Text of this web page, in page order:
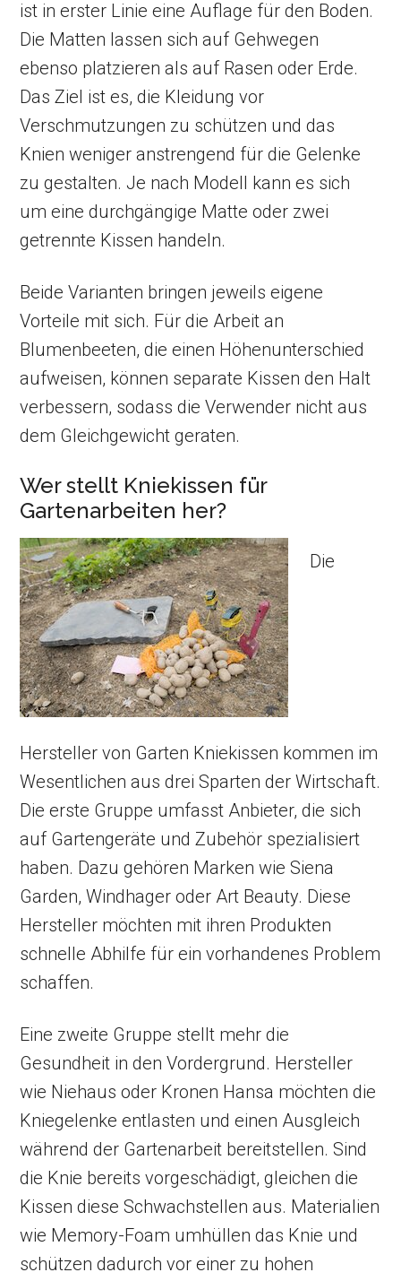
ist in erster Linie eine Auflage für den Boden.
Die Matten lassen sich auf Gehwegen
ebenso platzieren als auf Rasen oder Erde.
Das Ziel ist es, die Kleidung vor
Verschmutzungen zu schützen und das
Knien weniger anstrengend für die Gelenke
zu gestalten. Je nach Modell kann es sich
um eine durchgängige Matte oder zwei
getrennte Kissen handeln.
Beide Varianten bringen jeweils eigene
Vorteile mit sich. Für die Arbeit an
Blumenbeeten, die einen Höhenunterschied
aufweisen, können separate Kissen den Halt
verbessern, sodass die Verwender nicht aus
dem Gleichgewicht geraten.
Wer stellt Kniekissen für
Gartenarbeiten her?
Die
Hersteller von Garten Kniekissen kommen im
Wesentlichen aus drei Sparten der Wirtschaft.
Die erste Gruppe umfasst Anbieter, die sich
auf Gartengeräte und Zubehör spezialisiert
haben. Dazu gehören Marken wie Siena
Garden, Windhager oder Art Beauty. Diese
Hersteller möchten mit ihren Produkten
schnelle Abhilfe für ein vorhandenes Problem
schaffen.
Eine zweite Gruppe stellt mehr die
Gesundheit in den Vordergrund. Hersteller
wie Niehaus oder Kronen Hansa möchten die
Kniegelenke entlasten und einen Ausgleich
während der Gartenarbeit bereitstellen. Sind
die Knie bereits vorgeschädigt, gleichen die
Kissen diese Schwachstellen aus. Materialien
wie Memory-Foam umhüllen das Knie und
schützen dadurch vor einer zu hohen